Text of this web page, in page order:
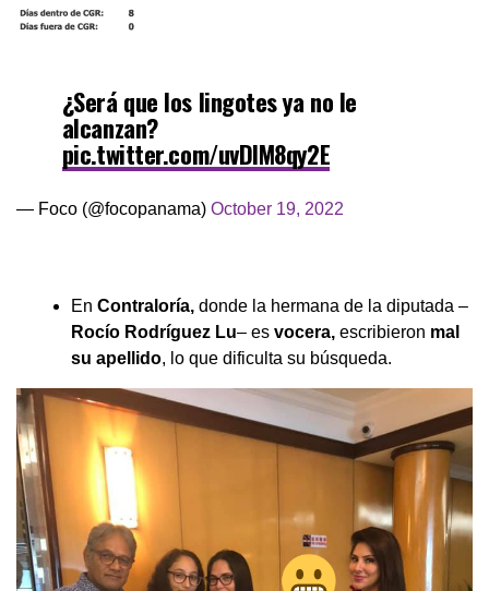
¿Será que los lingotes ya no le
alcanzan?
pic.twitter.com/uvDlM8qy2E
— Foco (@focopanama) October 19, 2022
En Contraloría, donde la hermana de la diputada –
Rocío Rodríguez Lu– es vocera, escribieron mal
su apellido, lo que dificulta su búsqueda.